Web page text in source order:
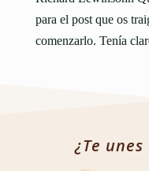
para el post que os
comenzarlo. Tenía
¿Te